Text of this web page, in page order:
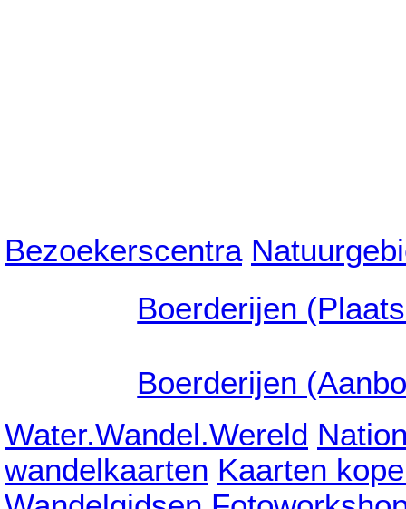
Bezoekerscentra
Boerderijen
Boerderijen
Water.Wandel.Wereld
wandelkaarten Kaarten